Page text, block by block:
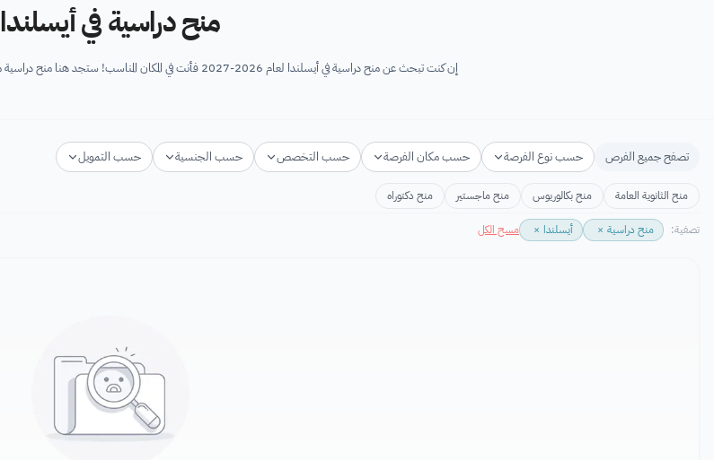
منح دراسية في أيسلندا
إن كنت تبحث عن منح دراسية في أيسلندا لعام 2026-2027 فأنت في المكان المناسب! ستجد هنا منح دراسية مجانية في أيسلندا والتي تقدم دعم الراغبين في...
تصفح جميع الفرص حسب نوع الفرصة حسب مكان الفرصة حسب التخصص حسب الجنسية حسب التمويل
منح الثانوية العامة منح بكالوريوس منح ماجستير منح دكتوراه
تصفية: منح دراسية × أيسلندا × مسح الكل